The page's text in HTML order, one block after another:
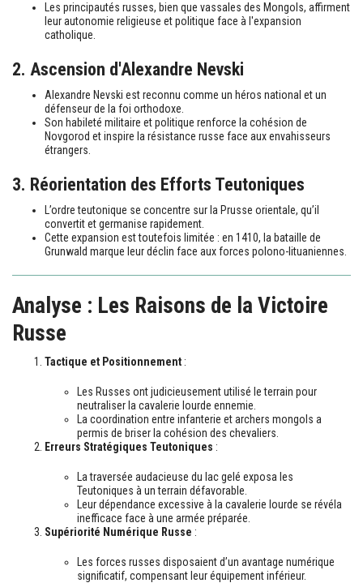
Les principautés russes, bien que vassales des Mongols, affirment
leur autonomie religieuse et politique face à l'expansion
catholique.
2. Ascension d'Alexandre Nevski
Alexandre Nevski est reconnu comme un héros national et un
défenseur de la foi orthodoxe.
Son habileté militaire et politique renforce la cohésion de
Novgorod et inspire la résistance russe face aux envahisseurs
étrangers.
3. Réorientation des Efforts Teutoniques
L’ordre teutonique se concentre sur la Prusse orientale, qu’il
convertit et germanise rapidement.
Cette expansion est toutefois limitée : en 1410, la bataille de
Grunwald marque leur déclin face aux forces polono-lituaniennes.
Analyse : Les Raisons de la Victoire
Russe
Tactique et Positionnement :
Les Russes ont judicieusement utilisé le terrain pour
neutraliser la cavalerie lourde ennemie.
La coordination entre infanterie et archers mongols a
permis de briser la cohésion des chevaliers.
Erreurs Stratégiques Teutoniques :
La traversée audacieuse du lac gelé exposa les
Teutoniques à un terrain défavorable.
Leur dépendance excessive à la cavalerie lourde se révéla
inefficace face à une armée préparée.
Supériorité Numérique Russe :
Les forces russes disposaient d’un avantage numérique
significatif, compensant leur équipement inférieur.